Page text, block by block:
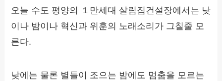
오늘 수도 평양의 １만세대 살림집건설장에서는 낮
이나 밤이나 혁신과 위훈의 노래소리가 그칠줄 모
른다.
낮에는 물론 별들이 조으는 밤에도 멈춤을 모르는